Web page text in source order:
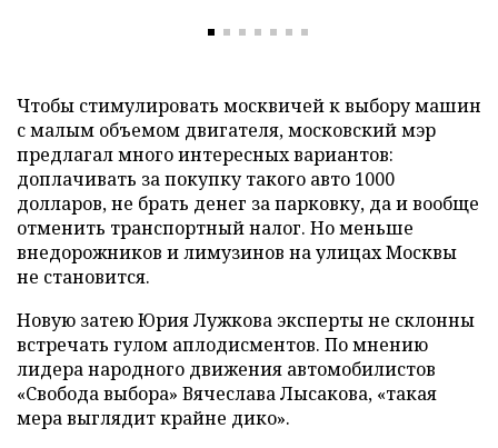
Чтобы стимулировать москвичей к выбору машин
с малым объемом двигателя, московский мэр
предлагал много интересных вариантов:
доплачивать за покупку такого авто 1000
долларов, не брать денег за парковку, да и вообще
отменить транспортный налог. Но меньше
внедорожников и лимузинов на улицах Москвы
не становится.
Новую затею Юрия Лужкова эксперты не склонны
встречать гулом аплодисментов. По мнению
лидера народного движения автомобилистов
«Свобода выбора» Вячеслава Лысакова, «такая
мера выглядит крайне дико».